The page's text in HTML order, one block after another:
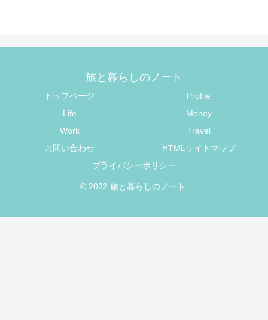
旅と暮らしのノート
トップページ
Profile
Life
Money
Work
Travel
お問い合わせ
HTMLサイトマップ
プライバシーポリシー
© 2022 旅と暮らしのノート.